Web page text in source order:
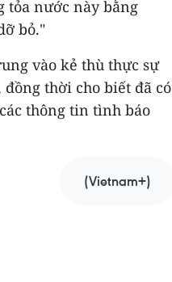
tỏa nước này bằng
bỏ."
vào kẻ thù thực sự
thời cho biết đã có
thông tin tình báo
(Vietnam+)